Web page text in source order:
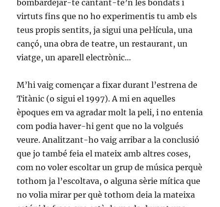
bombardejar-te cantant-te’n les bondats i
virtuts fins que no ho experimentis tu amb els
teus propis sentits, ja sigui una pel·lícula, una
cançó, una obra de teatre, un restaurant, un
viatge, un aparell electrònic…
M’hi vaig començar a fixar durant l’estrena de
Titànic (o sigui el 1997). A mi en aquelles
èpoques em va agradar molt la peli, i no entenia
com podia haver-hi gent que no la volgués
veure. Analitzant-ho vaig arribar a la conclusió
que jo també feia el mateix amb altres coses,
com no voler escoltar un grup de música perquè
tothom ja l’escoltava, o alguna sèrie mítica que
no volia mirar per què tothom deia la mateixa